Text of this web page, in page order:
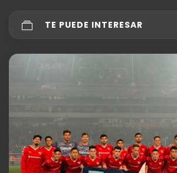
TE PUEDE INTERESAR